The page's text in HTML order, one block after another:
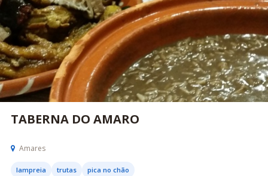
TABERNA DO AMARO
Amares
lampreia trutas pica no chão